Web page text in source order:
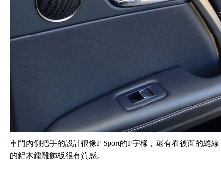
車門內側把手的設計很像F Sport的F字樣，還有看後面的縫
的鋁木鐳雕飾板很有質感。